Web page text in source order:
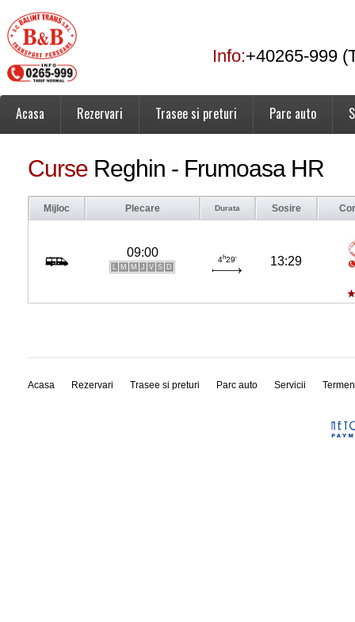
Info:+40265-999
Acasa Rezervari Trasee si preturi Parc auto
Curse Reghin - Frumoasa HR
Mijloc Plecare Durata Sosire
09:00
L M M J V S D
4h29' 13:29
Acasa Rezervari Trasee si preturi Parc auto Servicii